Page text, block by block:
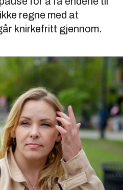
regne med at
knirkefritt gjennom.